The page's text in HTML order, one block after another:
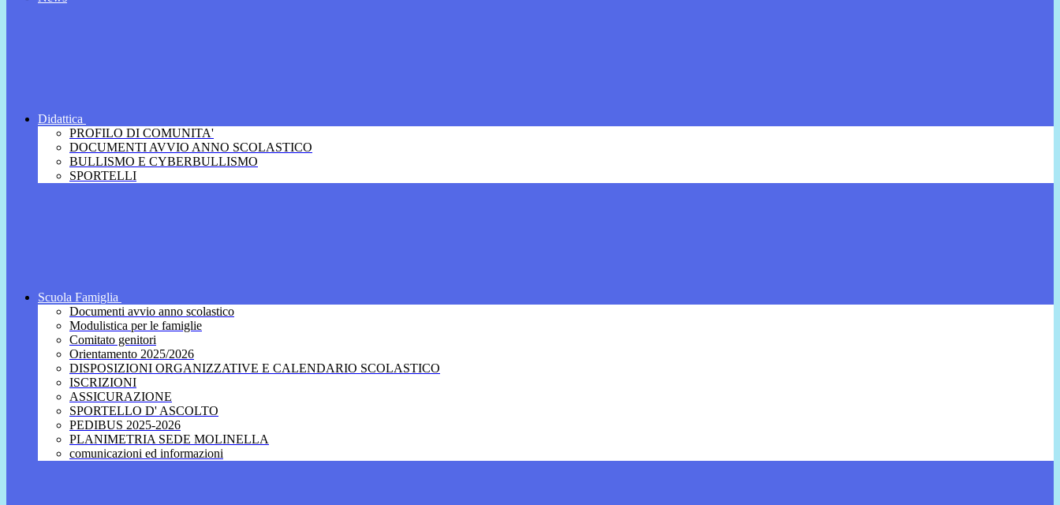
Didattica
PROFILO DI COMUNITA'
DOCUMENTI AVVIO ANNO SCOLASTICO
BULLISMO E CYBERBULLISMO
SPORTELLI
Scuola Famiglia
Documenti avvio anno scolastico
Modulistica per le famiglie
Comitato genitori
Orientamento 2025/2026
DISPOSIZIONI ORGANIZZATIVE E CALENDARIO SCOLASTICO
ISCRIZIONI
ASSICURAZIONE
SPORTELLO D' ASCOLTO
PEDIBUS 2025-2026
PLANIMETRIA SEDE MOLINELLA
comunicazioni ed informazioni